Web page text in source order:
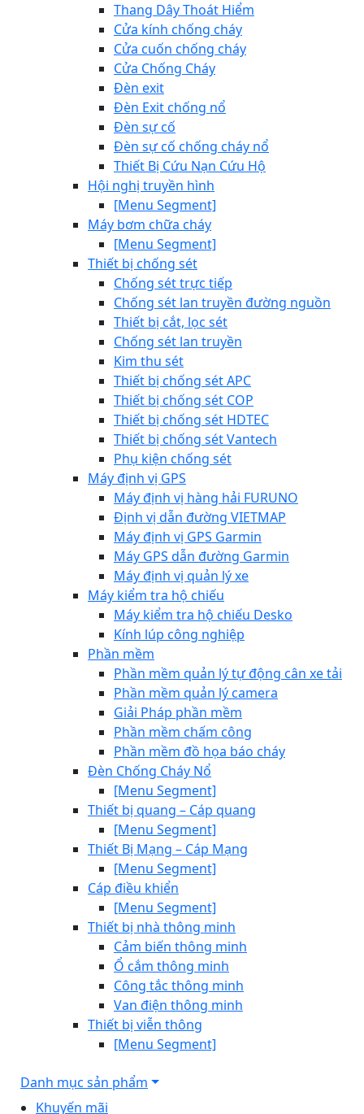
Thang Dây Thoát Hiểm
Cửa kính chống cháy
Cửa cuốn chống cháy
Cửa Chống Cháy
Đèn exit
Đèn Exit chống nổ
Đèn sự cố
Đèn sự cố chống cháy nổ
Thiết Bị Cứu Nạn Cứu Hộ
Hội nghị truyền hình
[Menu Segment]
Máy bơm chữa cháy
[Menu Segment]
Thiết bị chống sét
Chống sét trực tiếp
Chống sét lan truyền đường nguồn
Thiết bị cắt, lọc sét
Chống sét lan truyền
Kim thu sét
Thiết bị chống sét APC
Thiết bị chống sét COP
Thiết bị chống sét HDTEC
Thiết bị chống sét Vantech
Phụ kiện chống sét
Máy định vị GPS
Máy định vị hàng hải FURUNO
Định vị dẫn đường VIETMAP
Máy định vị GPS Garmin
Máy GPS dẫn đường Garmin
Máy định vị quản lý xe
Máy kiểm tra hộ chiếu
Máy kiểm tra hộ chiếu Desko
Kính lúp công nghiệp
Phần mềm
Phần mềm quản lý tự động cân xe tải
Phần mềm quản lý camera
Giải Pháp phần mềm
Phần mềm chấm công
Phần mềm đồ họa báo cháy
Đèn Chống Cháy Nổ
[Menu Segment]
Thiết bị quang – Cáp quang
[Menu Segment]
Thiết Bị Mạng – Cáp Mạng
[Menu Segment]
Cáp điều khiển
[Menu Segment]
Thiết bị nhà thông minh
Cảm biến thông minh
Ổ cắm thông minh
Công tắc thông minh
Van điện thông minh
Thiết bị viễn thông
[Menu Segment]
Danh mục sản phẩm
Khuyến mãi